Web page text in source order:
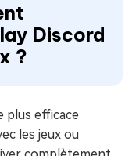
Discord
?
plus efficace
les jeux ou